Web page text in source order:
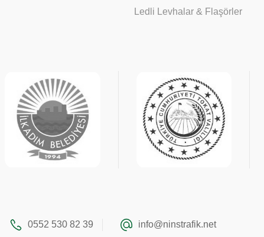
Ledli Levhalar & Flaşörler
0552 530 82 39 info@ninstrafik.net